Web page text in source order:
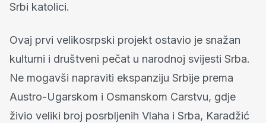
Srbi katolici.
Ovaj prvi velikosrpski projekt ostavio je snažan
kulturni i društveni pečat u narodnoj svijesti Srba.
Ne mogavši napraviti ekspanziju Srbije prema
Austro-Ugarskom i Osmanskom Carstvu, gdje
živio veliki broj posrbljenih Vlaha i Srba, Karadžić